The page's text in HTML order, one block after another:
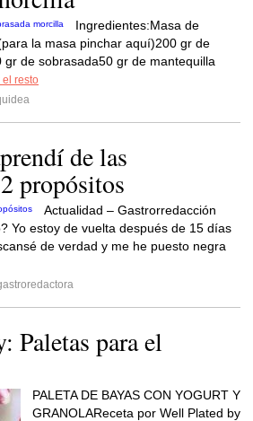
Ingredientes:Masa de
la masa pinchar aquí)200 gr de
gr de sobrasada50 gr de mantequilla
el resto
de las
propósitos
Actualidad – Gastrorredacción
Yo estoy de vuelta después de 15 días
de verdad y me he puesto negra
Paletas para el
PALETA DE BAYAS CON YOGURT Y
GRANOLAReceta por Well Plated by